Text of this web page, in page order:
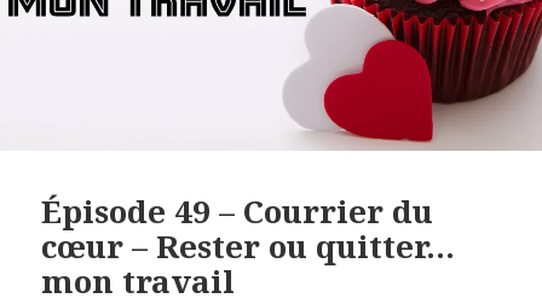
Épisode 49 – Courrier du
cœur – Rester ou quitter…
mon travail